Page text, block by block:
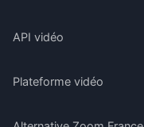
API vidéo
Plateforme vidéo